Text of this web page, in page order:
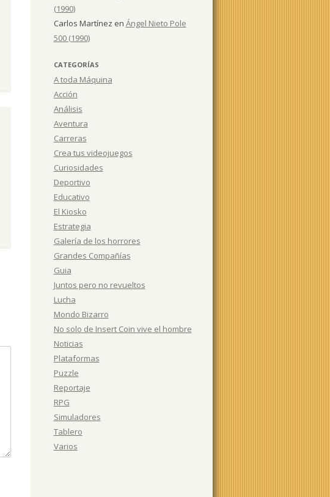
(1990)
Carlos Martínez en Ángel Nieto Pole
500 (1990)
CATEGORÍAS
A toda Máquina
Acción
Análisis
Aventura
Carreras
Crea tus videojuegos
Curiosidades
Deportivo
Educativo
El Kiosko
Estrategia
Galería de los horrores
Grandes Compañías
Guia
Juntos pero no revueltos
Lucha
Mondo Bizarro
No solo de Insert Coin vive el hombre
Noticias
Plataformas
Puzzle
Reportaje
RPG
Simuladores
Tablero
Varios